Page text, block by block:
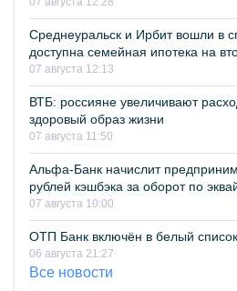
Среднеуральск и Ирбит вошли в
доступна семейная ипотека на
07 августа 12:13
ВТБ: россияне увеличивают
здоровый образ жизни
07 августа 11:50
Альфа-Банк начислит
рублей кэшбэка за оборот по
07 августа 10:00
ОТП Банк включён в белый
06 августа 21:27
Все новости